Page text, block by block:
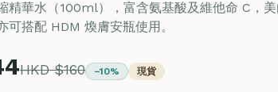
精華水（100ml），富含氨基酸及維他命 C，
可搭配 HDM 煥膚安瓶使用。
HKD $160 −10% 現貨